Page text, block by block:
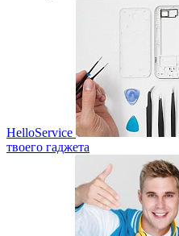
HelloService
твоего гаджета